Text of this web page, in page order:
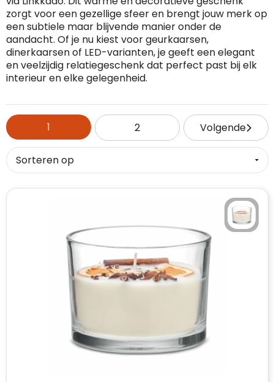
Home & Living
Keuken & Horeca
Reizen & Onderweg
Vakantie, Recreatie & Spellen
Dag van de Vrijwilliger
Dag van de Zorgkundige
Kerstmis
Pasen
Sinterklaas
Valentijn
Werelddierendag
RFX™
Sportlife®
Stanley®
Swiss Peak
Tenson
BIC
Thule
Case Logic
Fresh 'n Rebel
GolfOriginals
Custom medaille
Custom deken
Custom pet, muts & hoed
Custom speelkaarten
Custom tas
Custom zomer
Custom paraplu
Zorg
zorgt voor een gezellige sfeer en brengt jouw merk op
een subtiele maar blijvende manier onder de
aandacht. Of je nu kiest voor geurkaarsen,
dinerkaarsen of LED-varianten, je geeft een elegant
en veelzijdig relatiegeschenk dat perfect past bij elk
interieur en elke gelegenheid.
1 2 Volgende